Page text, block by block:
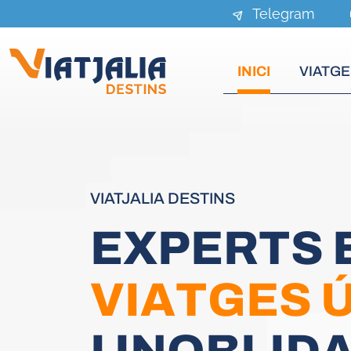
Telegram
INICI
VIATJALIA DESTINS
EXPERTS
VIATGES